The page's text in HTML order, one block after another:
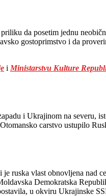
da posetim jednu
gostoprimstvo i da
i Ministarstvu Kulture
i Ukrajinom na severu,
carstvo ustupilo
ruska vlast obnovljena nad
Demokratska
u okviru Ukrajinske